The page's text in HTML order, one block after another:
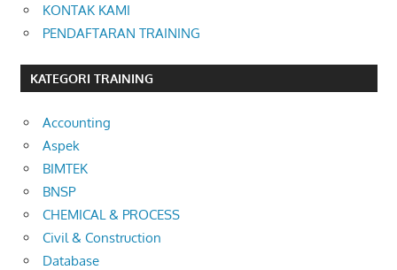
KONTAK KAMI
PENDAFTARAN TRAINING
KATEGORI TRAINING
Accounting
Aspek
BIMTEK
BNSP
CHEMICAL & PROCESS
Civil & Construction
Database